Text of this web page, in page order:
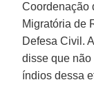
Coordenação
Migratória de
Defesa Civil.
disse que
índios dessa